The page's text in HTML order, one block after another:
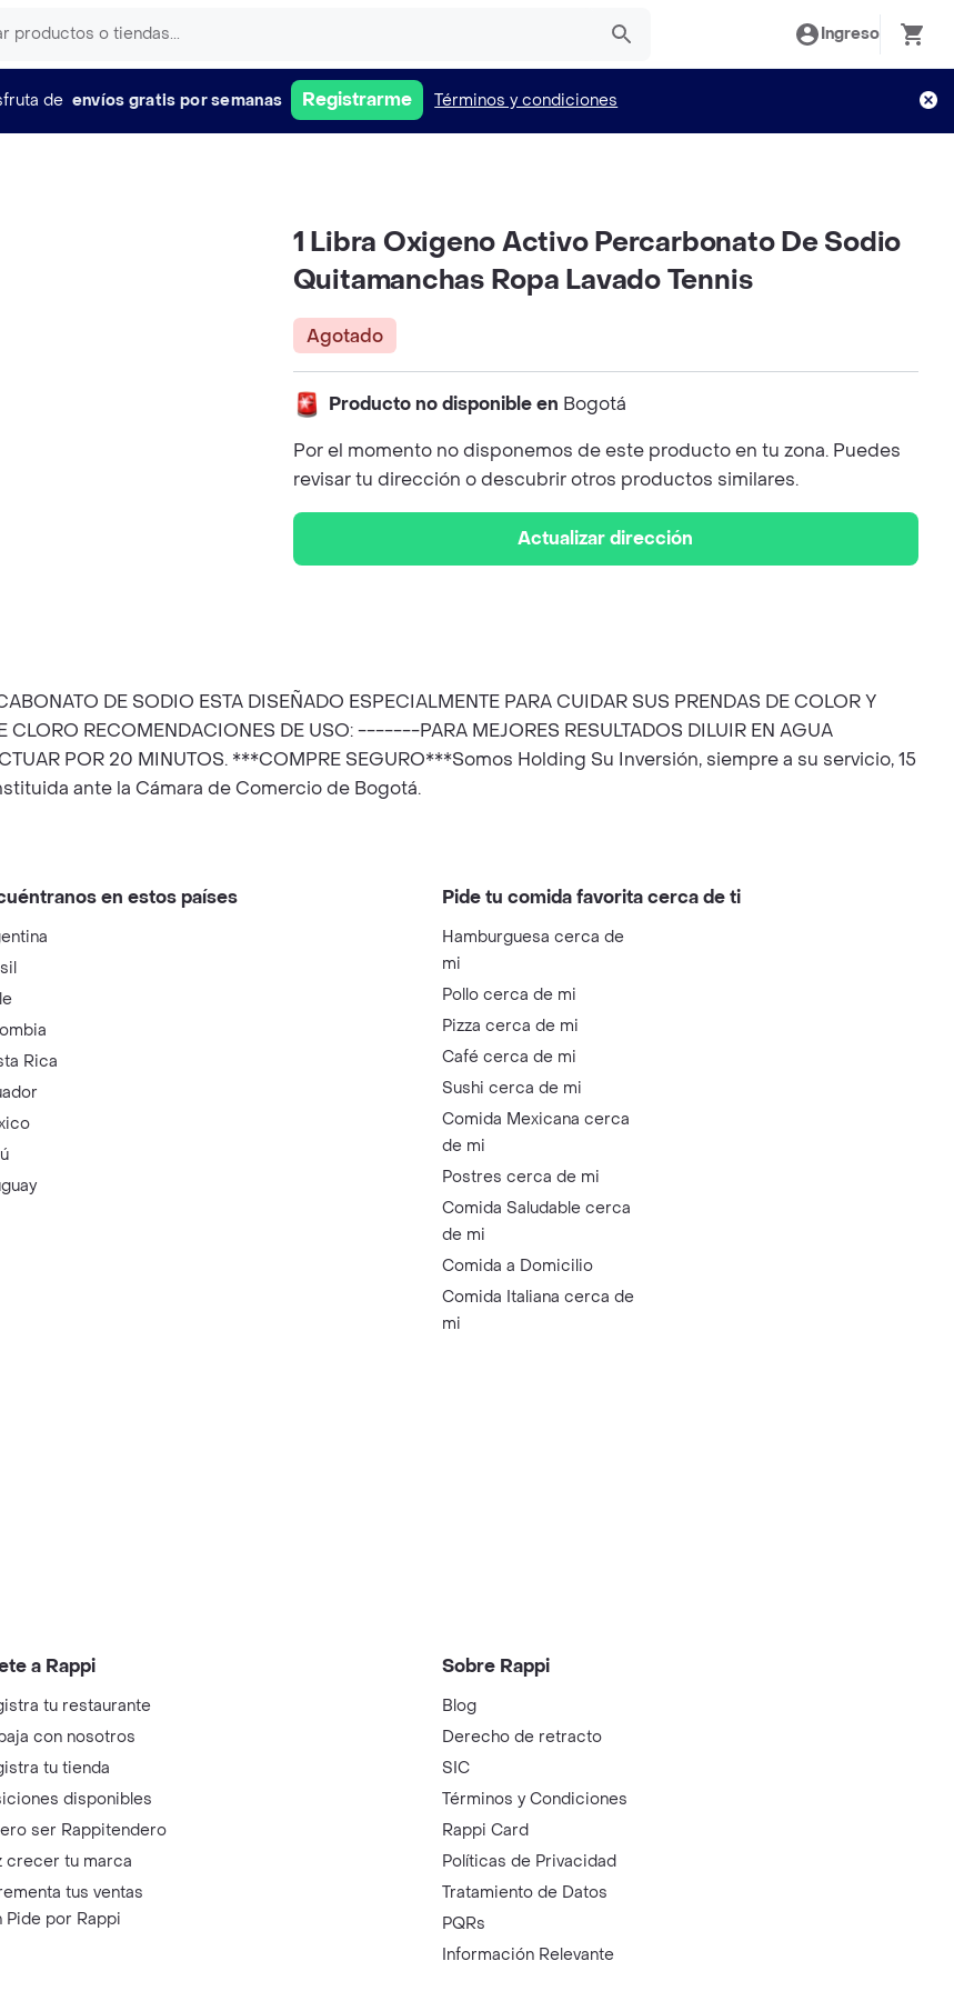
Ingreso
de envíos gratis por semanas Registrarme Términos y condiciones
1 Libra Oxigeno Activo Percarbonato De Sodio
Quitamanchas Ropa Lavado Tennis
Agotado
Producto no disponible en Bogotá
Por el momento no disponemos de este producto en tu zona. Puedes
revisar tu dirección o descubrir otros productos similares.
Actualizar dirección
DE SODIO ESTA DISEÑADO ESPECIALMENTE PARA CUIDAR SUS PRENDAS DE COLOR Y
CLORO RECOMENDACIONES DE USO: -------PARA MEJORES RESULTADOS DILUIR EN AGUA
POR 20 MINUTOS. ***COMPRE SEGURO***Somos Holding Su Inversión, siempre a su servicio, 15
ante la Cámara de Comercio de Bogotá.
en estos países
Rica
Pide tu comida favorita cerca de ti
Hamburguesa cerca de
mi
Pollo cerca de mi
Pizza cerca de mi
Café cerca de mi
Sushi cerca de mi
Comida Mexicana cerca
de mi
Postres cerca de mi
Comida Saludable cerca
de mi
Comida a Domicilio
Comida Italiana cerca de
mi
a Rappi
tu restaurante
con nosotros
tu tienda
disponibles
ser Rappitendero
crecer tu marca
tus ventas
Pide por Rappi
Sobre Rappi
Blog
Derecho de retracto
SIC
Términos y Condiciones
Rappi Card
Políticas de Privacidad
Tratamiento de Datos
PQRs
Información Relevante